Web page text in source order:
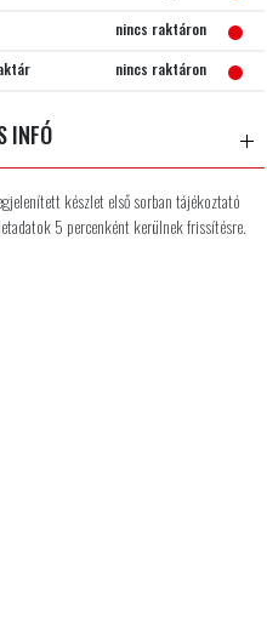
nincs raktáron
nincs raktáron
INFÓ
készlet első sorban tájékoztató
5 percenként kerülnek frissítésre.